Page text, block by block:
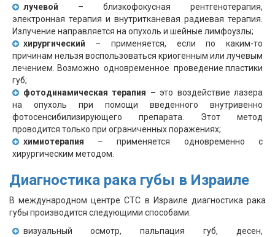
лучевой – близкофокусная рентгенотерапия,
электронная терапия и внутритканевая радиевая терапия.
Излучение направляется на опухоль и шейные лимфоузлы;
хирургический – применяется, если по каким-то
причинам нельзя воспользоваться криогенным или лучевым
лечением. Возможно одновременное проведение пластики
губ;
фотодинамическая терапия – это воздействие лазера
на опухоль при помощи введенного внутривенно
фотосенсибилизирующего препарата. Этот метод
проводится только при ограниченных поражениях;
химиотерапия – применяется одновременно с
хирургическим методом.
Диагностика рака губы в Израиле
В международном центре СТС в Израиле диагностика рака
губы производится следующими способами:
визуальный осмотр, пальпация губ, десен,